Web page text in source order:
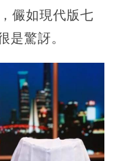
儼如現代版七
是驚訝。